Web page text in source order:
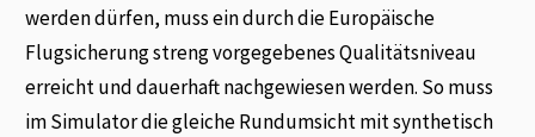
werden dürfen, muss ein durch die Europäische
Flugsicherung streng vorgegebenes Qualitätsniveau
erreicht und dauerhaft nachgewiesen werden. So muss
im Simulator die gleiche Rundumsicht mit synthetisch